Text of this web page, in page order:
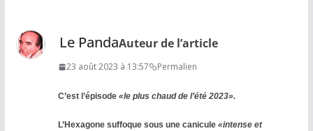
Le PandaAuteur de l’article
23 août 2023 à 13:57 Permalien
C’est l’épisode «le plus chaud de l’été 2023».
L’Hexagone suffoque sous une canicule«intense et